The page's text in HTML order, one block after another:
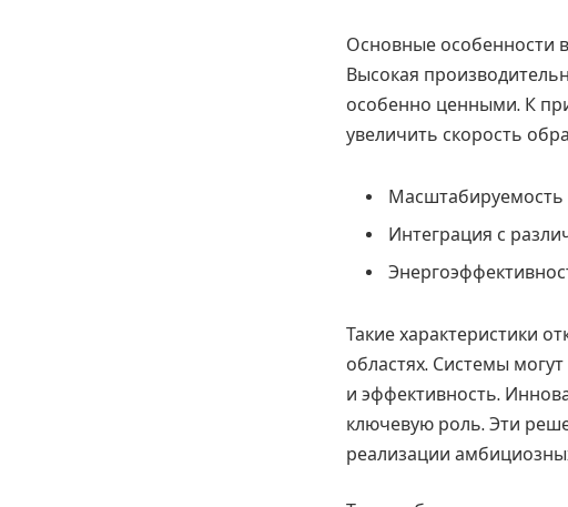
Основные особенности
Высокая
особенно ценными. К
увеличить скорость
Масштабируемость
Интеграция с
Такие характеристики
областях. Системы
и эффективность.
ключевую роль. Эти
реализации